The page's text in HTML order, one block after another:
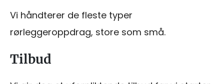
Vi håndterer de fleste typer
rørleggeroppdrag, store som små.
Tilbud